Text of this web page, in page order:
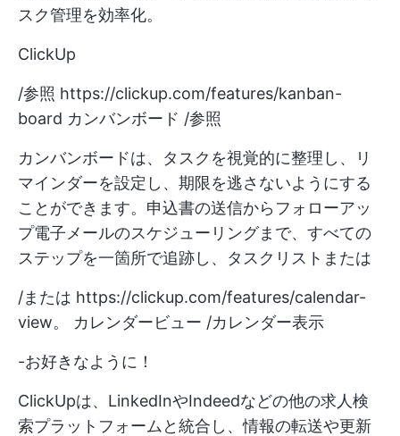
スク管理を効率化。
ClickUp
/参照 https://clickup.com/features/kanban-
board カンバンボード /参照
カンバンボードは、タスクを視覚的に整理し、リ
マインダーを設定し、期限を逃さないようにする
ことができます。申込書の送信からフォローアッ
プ電子メールのスケジューリングまで、すべての
ステップを一箇所で追跡し、タスクリストまたは
/または https://clickup.com/features/calendar-
view。
カレンダービュー /カレンダー表示
-お好きなように！
ClickUpは、LinkedInやIndeedなどの他の求人検
索プラットフォームと統合し、情報の転送や更新